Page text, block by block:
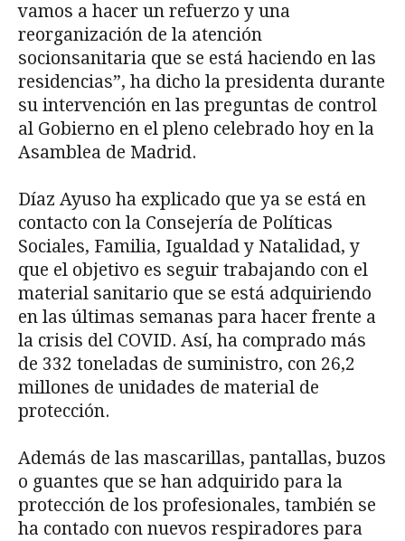
vamos a hacer un refuerzo y una
reorganización de la atención
socionsanitaria que se está haciendo en las
residencias”, ha dicho la presidenta durante
su intervención en las preguntas de control
al Gobierno en el pleno celebrado hoy en la
Asamblea de Madrid.
Díaz Ayuso ha explicado que ya se está en
contacto con la Consejería de Políticas
Sociales, Familia, Igualdad y Natalidad, y
que el objetivo es seguir trabajando con el
material sanitario que se está adquiriendo
en las últimas semanas para hacer frente a
la crisis del COVID. Así, ha comprado más
de 332 toneladas de suministro, con 26,2
millones de unidades de material de
protección.
Además de las mascarillas, pantallas, buzos
o guantes que se han adquirido para la
protección de los profesionales, también se
ha contado con nuevos respiradores para